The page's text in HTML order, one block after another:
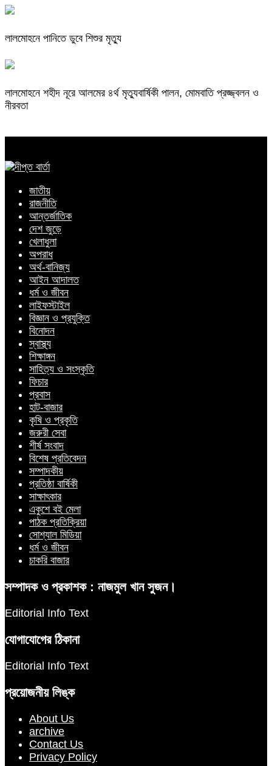
লালমোহনে পানিতে ডুবে শিশুর মৃত্যু
লালমোহনে শহীদ নূরে আলমের ৪র্থ মৃত্যুবার্ষিকী পালন, মোমবাতি প্রজ্জ্বলন ও
নীরবতা
জাতীয়
রাজনীতি
আন্তর্জাতিক
দেশ জুড়ে
খেলাধুলা
অপরাধ
অর্থ-বানিজ্য
আইন আদালত
ধর্ম ও জীবন
লাইফস্টাইল
বিজ্ঞান ও প্রযুক্তি
বিনোদন
স্বাস্থ্য
শিক্ষাঙ্গন
সাহিত্য ও সংস্কৃতি
ফিচার
প্রবাস
হাট-বাজার
কৃষি ও প্রকৃতি
জরুরী সেবা
শীর্ষ সংবাদ
বিশেষ প্রতিবেদন
সম্পাদকীয়
প্রতিষ্ঠা বার্ষিকী
সাক্ষাৎকার
একুশে বই মেলা
পাঠক প্রতিক্রিয়া
সোশ্যাল মিডিয়া
ধর্ম ও জীবন
চাকরি বাজার
সম্পাদক ও প্রকাশক : নাজমুল খান সুজন।
Editorial Info Text
যোগাযোগের ঠিকানা
Editorial Info Text
প্রয়োজনীয় লিঙ্ক
About Us
archive
Contact Us
Privacy Policy